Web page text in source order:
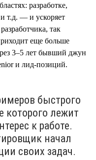
разработке,
и т.д. — и ускоряет
так
еще больше
3–5 лет бывший джун
и лид-позиций.
быстрого
которого лежит
к работе.
начал
своих задач.